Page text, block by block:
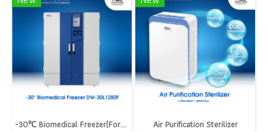
-30℃ Biomedical Freezer(Forced Air Cooling) Air Purification Sterilizer